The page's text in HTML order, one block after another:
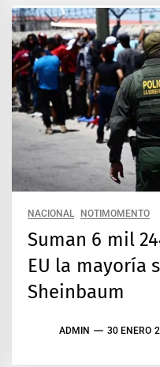
NACIONAL NOTIMOMENTO
Suman 6 mil
EU la mayoría
Sheinbaum
ADMIN 30 ENERO